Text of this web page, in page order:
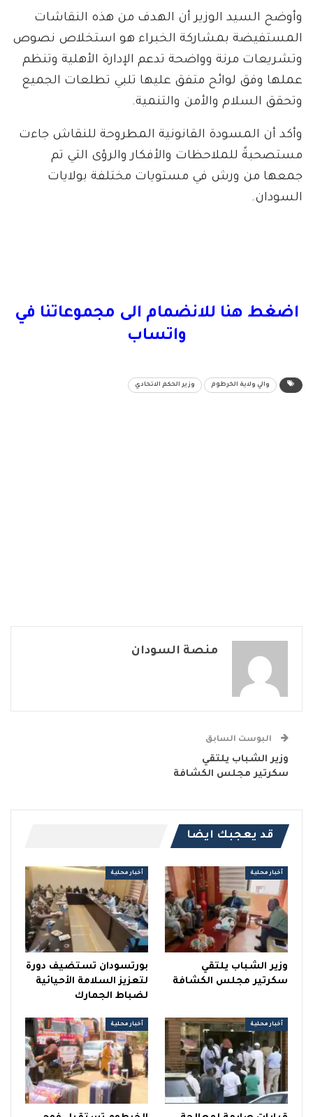
وأوضح السيد الوزير أن الهدف من هذه النقاشات
المستفيضة بمشاركة الخبراء هو استخلاص نصوص
وتشريعات مرنة وواضحة تدعم الإدارة الأهلية وتنظم
عملها وفق لوائح متفق عليها تلبي تطلعات الجميع
وتحقق السلام والأمن والتنمية.
وأكد أن المسودة القانونية المطروحة للنقاش جاءت
مستصحبةً للملاحظات والأفكار والرؤى التي تم
جمعها من ورش في مستويات مختلفة بولايات
السودان.
اضغط هنا للانضمام الى مجموعاتنا في
واتساب
والي ولاية الخرطوم وزير الحكم الاتحادي
منصة السودان
البوست السابق
وزير الشباب يلتقي
سكرتير مجلس الكشافة
قد يعجبك ايضا
أخبار محلية
وزير الشباب يلتقي
سكرتير مجلس الكشافة
أخبار محلية
بورتسودان تستضيف دورة
لتعزيز السلامة الأحيائية
لضباط الجمارك
أخبار محلية أخبار محلية